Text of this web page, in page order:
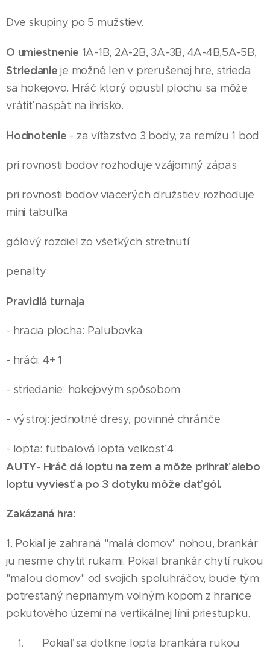
Dve skupiny po 5 mužstiev.
O umiestnenie 1A-1B, 2A-2B, 3A-3B, 4A-4B,5A-5B,
Striedanieje možné len v prerušenej hre, strieda
sa hokejovo. Hráč ktorý opustil plochu sa môže
vrátiť naspäť na ihrisko.
Hodnotenie - za víťazstvo 3 body, za remízu 1 bod
pri rovnosti bodov rozhoduje vzájomný zápas
pri rovnosti bodov viacerých družstiev rozhoduje
mini tabuľka
gólový rozdiel zo všetkých stretnutí
penalty
Pravidlá turnaja
- hracia plocha: Palubovka
- hráči: 4+ 1
- striedanie: hokejovým spôsobom
- výstroj: jednotné dresy, povinné chrániče
- lopta: futbalová lopta veľkosť 4
AUTY- Hráč dá loptu na zem a môže prihrať alebo
loptu vyviesť a po 3 dotyku môže dať gól.
Zakázaná hra:
1. Pokiaľ je zahraná "malá domov" nohou, brankár
ju nesmie chytiť rukami. Pokiaľ brankár chytí rukou
"malou domov" od svojich spoluhráčov, bude tým
potrestaný nepriamym voľným kopom z hranice
pokutového území na vertikálnej línii priestupku.
Pokiaľ sa dotkne lopta brankára rukou